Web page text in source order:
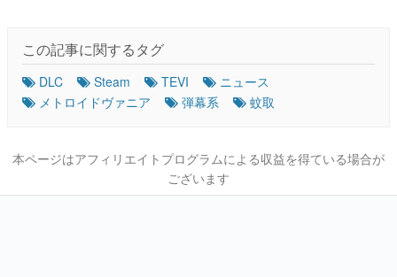
この記事に関するタグ
DLC Steam TEVI
ニュース
メトロイドヴァニア
弾幕系 蚊取
本ページはアフィリエイトプログラムによる収益を得ている場合が
ございます